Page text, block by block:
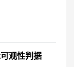
观性判据